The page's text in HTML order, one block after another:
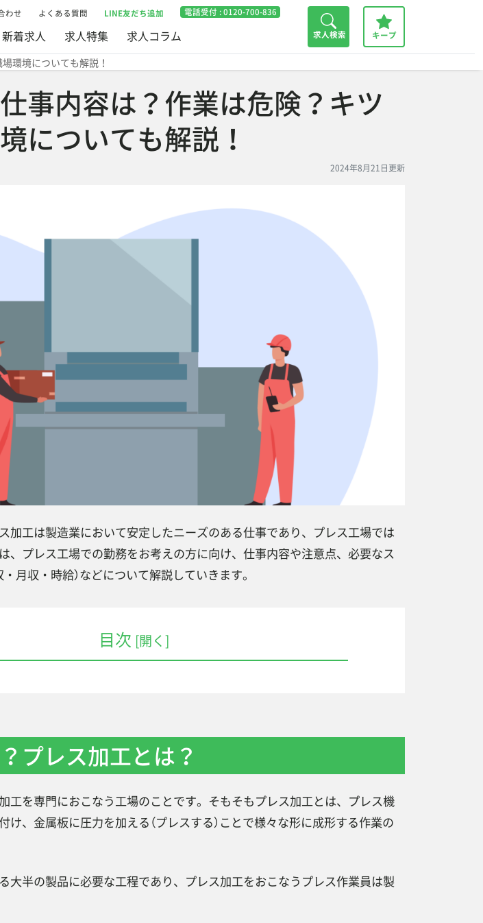
わせ よくある質問 LINE友だち追加 電話受付 :0120-700-836
新着求人 求人特集 求人コラム 求人検索 キープ
環境についても解説！
事内容は？作業は危険？キツ
についても解説！
2024年8月21日更新
加工は製造業において安定したニーズのある仕事であり、プレス工場では
、プレス工場での勤務をお考えの方に向け、仕事内容や注意点、必要なス
月収・時給）などについて解説していきます。
目次 [開く]
ットする
を加工する
るもの
は？注意点について
任者
プレス加工とは？
工を専門におこなう工場のことです。そもそもプレス加工とは、プレス機
け、金属板に圧力を加える（プレスする）ことで様々な形に成形する作業の
大半の製品に必要な工程であり、プレス加工をおこなうプレス作業員は製